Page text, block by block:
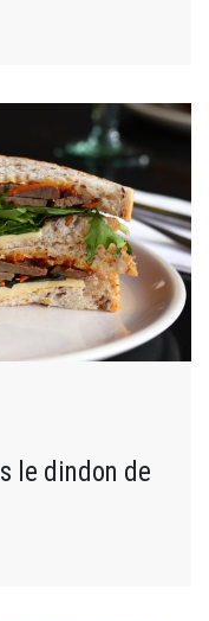
le dindon de